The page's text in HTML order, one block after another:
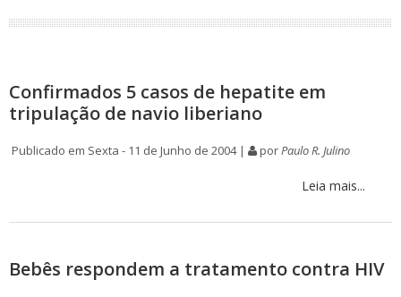
Confirmados 5 casos de hepatite em
tripulação de navio liberiano
Publicado em Sexta - 11 de Junho de 2004 | porPaulo R. Julino
Leia mais...
Bebês respondem a tratamento contra HIV